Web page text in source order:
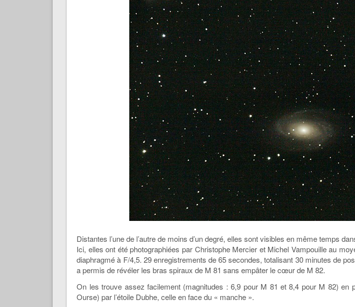
Distantes l’une de l’autre de moins d’un degré, elles sont visibles en même temps
Ici, elles ont été photographiées par Christophe Mercier et Michel Vampouille au
diaphragmé à F/4,5. 29 enregistrements de 65 secondes, totalisant 30 minutes de
a permis de révéler les bras spiraux de M 81 sans empâter le cœur de M 82.
On les trouve assez facilement (magnitudes : 6,9 pour M 81 et 8,4 pour M 82) en
Ourse) par l’étoile Dubhe, celle en face du « manche ».